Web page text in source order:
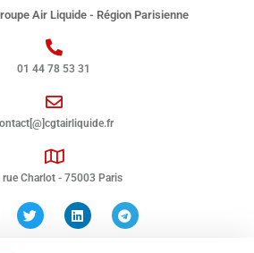
Air Liquide - Région Parisienne
01 44 78 53 31
rue Charlot - 75003 Paris